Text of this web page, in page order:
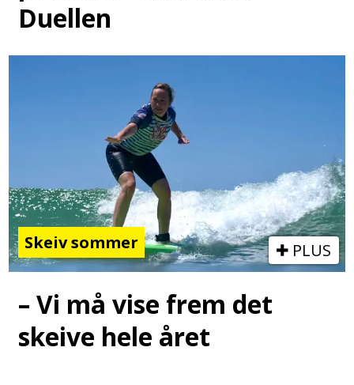
Duellen
Skeiv sommer PLUS
– Vi må vise frem det
skeive hele året